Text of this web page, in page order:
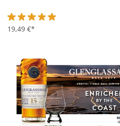
Durchschnittliche Bewertung von
19,49 €*